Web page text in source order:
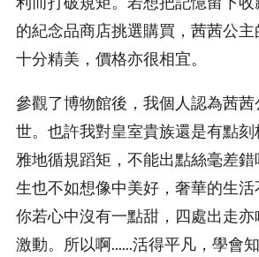
的紀念品商店挑選購買，茜茜公
十分精美，價格亦很相宜。
參觀了博物館後，我個人認為茜
世。也許我對皇室貴族還是有點
雅地循規蹈矩，不能出點絲毫差錯
生也不如想像中美好，奢華的生活
你若心中沒有一點甜，四處出走
激動。所以啊......活得平凡，學會